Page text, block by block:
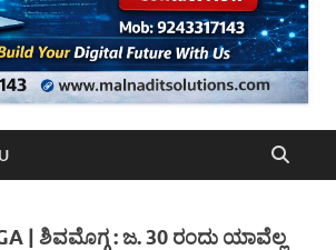
| ಶಿವಮೊಗ್ಗ : ಜ. 30 ರಂದು ಯಾವೆಲ್ಲ